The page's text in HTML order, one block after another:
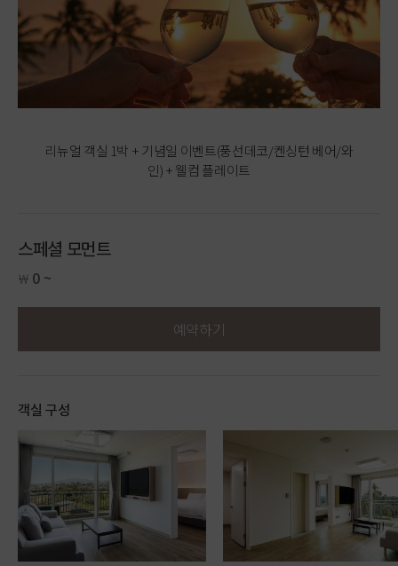
리뉴얼 객실 1박 + 기념일 이벤트(풍선데코/켄싱턴 베어/와
인) + 웰컴 플레이트
스페셜 모먼트
￦ 0 ~
예약하기
객실 구성